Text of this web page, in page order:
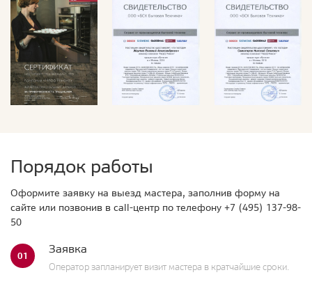
Порядок работы
Оформите заявку на выезд мастера, заполнив форму на
сайте или позвонив в call-центр по телефону +7 (495) 137-98-
50
01 Заявка
Оператор запланирует визит мастера в кратчайшие сроки.